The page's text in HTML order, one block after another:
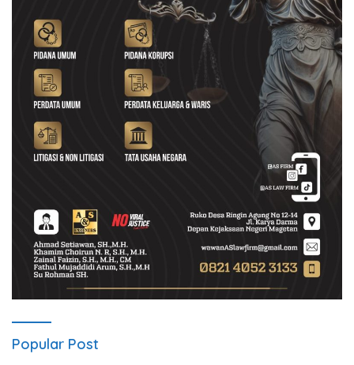
Popular Post